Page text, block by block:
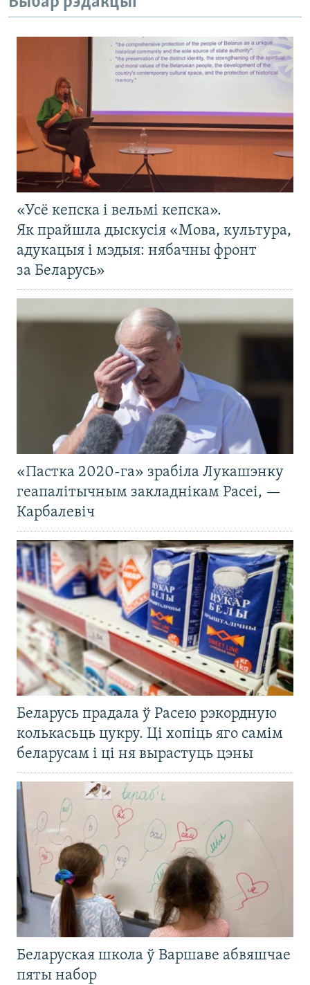
«Усё кепска і вельмі кепска».
Як прайшла дыскусія «Мова, культура,
адукацыя і мэдыя: нябачны фронт
за Беларусь»
«Пастка 2020-га» зрабіла Лукашэнку
геапалітычным закладнікам Расеі, —
Карбалевіч
Беларусь прадала ў Расею рэкордную
колькасьць цукру. Ці хопіць яго самім
беларусам і ці ня вырастуць цэны
Беларуская школа ў Варшаве абвяшчае
пяты набор